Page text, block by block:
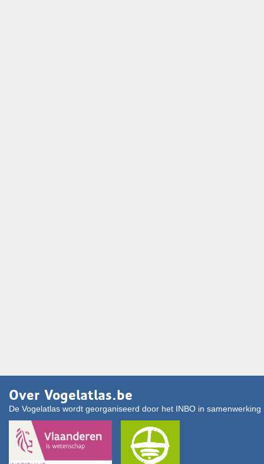
Over Vogelatlas.be
De Vogelatlas wordt georganiseerd door het INBO in